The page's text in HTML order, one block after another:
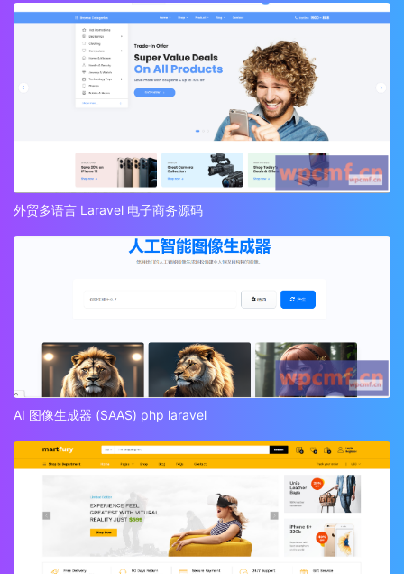
外贸多语言 Laravel 电子商务源码
AI 图像生成器 (SAAS) php laravel